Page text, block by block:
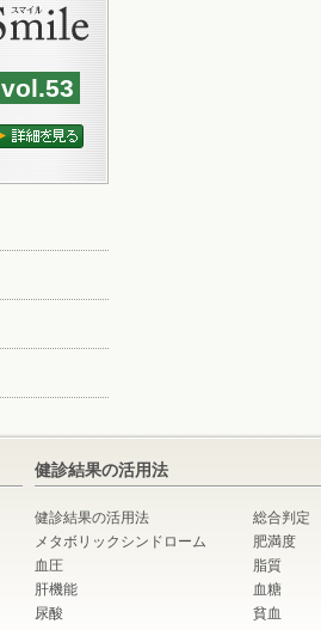
vol.53
健診結果の活用法
健診結果の活用法
総合判定
メタボリックシンドローム
肥満度
血圧
脂質
肝機能
血糖
尿酸
貧血